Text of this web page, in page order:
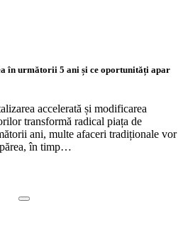
în următorii 5 ani și ce oportunități apar
accelerată și modificarea
transformă radical piața de
ani, multe afaceri tradiționale vor
în timp…